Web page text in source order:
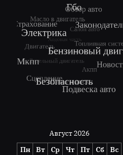
Август 2026
Пн
Вт Ср Чт Пт Сб
Вс